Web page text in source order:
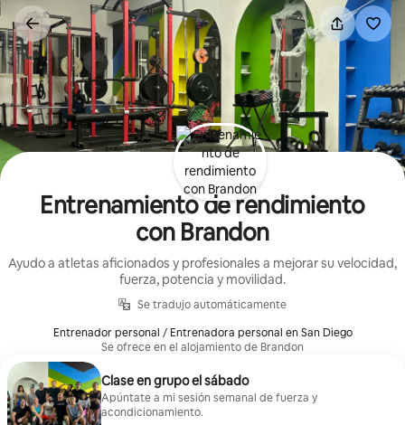
Omite
el
contenido
Entrenamiento de rendimiento
con Brandon
Ayudo a atletas aficionados y profesionales a mejorar su velocidad,
fuerza, potencia y movilidad.
Se tradujo automáticamente
Entrenador personal / Entrenadora personal en San Diego
Se ofrece en el alojamiento de Brandon
Clase en grupo el sábado
Apúntate a mi sesión semanal de fuerza y
acondicionamiento.